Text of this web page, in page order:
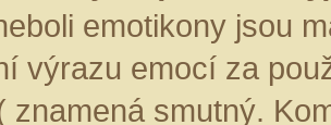
emotikony jsou
výrazu emocí za
znamená smutný.